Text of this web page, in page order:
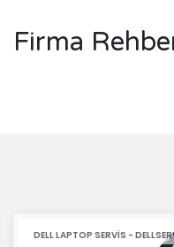
Firma
DELL LAPTOP SERVIS -